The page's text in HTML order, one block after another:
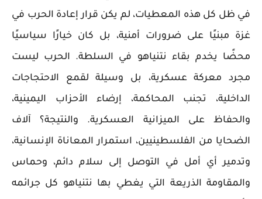
في ظل كل هذه المعطيات، لم يكن قرار إعادة الحرب في
غزة مبنيًا على ضرورات أمنية، بل كان خيارًا سياسيًا
محضًا يخدم بقاء نتنياهو في السلطة. الحرب ليست
مجرد معركة عسكرية، بل وسيلة لقمع الاحتجاجات
الداخلية، تجنب المحاكمة، إرضاء الأحزاب اليمينية،
والحفاظ على الميزانية العسكرية. والنتيجة؟ آلاف
الضحايا من الفلسطينيين، استمرار المعاناة الإنسانية،
وتدمير أي أمل في التوصل إلى سلام دائم، وحماس
والمقاومة الذريعة التي يغطي بها نتنياهو كل جرائمه